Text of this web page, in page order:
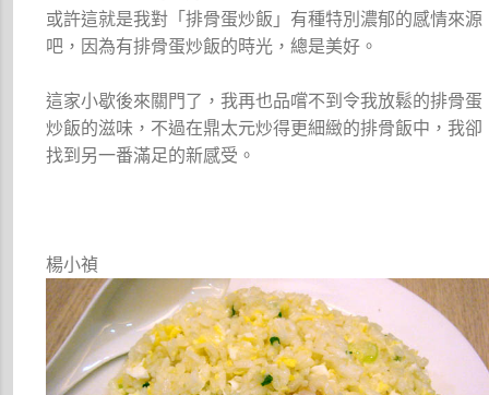
或許這就是我對「排骨蛋炒飯」有種特別濃郁的感情來源
吧，因為有排骨蛋炒飯的時光，總是美好。
這家小歇後來關門了，我再也品嚐不到令我放鬆的排骨蛋
炒飯的滋味，不過在鼎太元炒得更細緻的排骨飯中，我卻
找到另一番滿足的新感受。
楊小禎